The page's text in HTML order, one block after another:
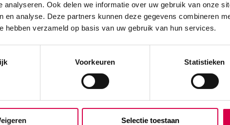
analyseren. Ook delen we informatie over uw gebruik van onze
en analyse. Deze partners kunnen deze gegevens combineren
hebben verzameld op basis van uw gebruik van hun services.
Voorkeuren Statistieken
Selectie toestaan
25cm, groen
93.32
112.92incl.
Direct leverbaar